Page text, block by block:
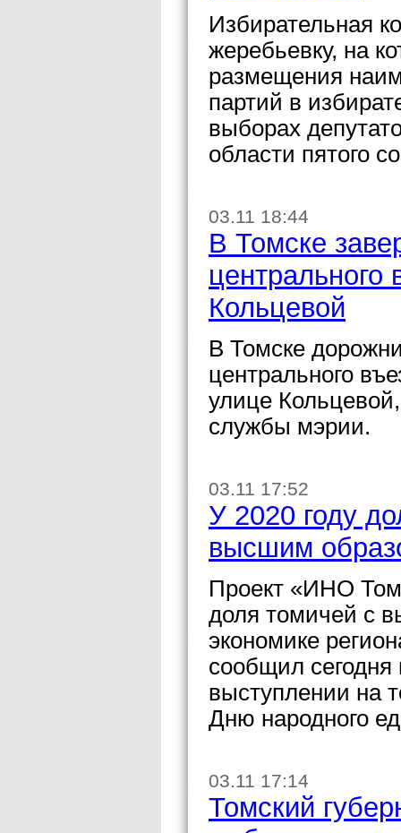
Избирательная
жеребьевку, на
размещения
партий в
выборах
области пятого
03.11 18:44
В Томске
Кольцевой
В Томске
центрального
улице
службы мэрии.
03.11 17:52
У 2020 году
высшим
Проект «ИНО
доля томичей с
экономике
сообщил сегодня
выступлении на
Дню народного
03.11 17:14
Томский